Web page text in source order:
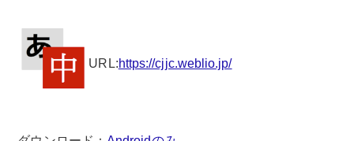
URL:https://cjjc.weblio.jp/